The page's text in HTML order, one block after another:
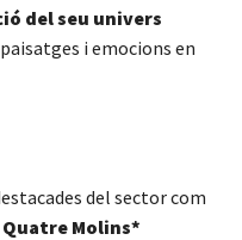
del seu univers
i emocions en
del sector com
Quatre Molins*